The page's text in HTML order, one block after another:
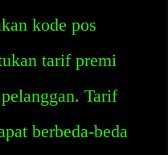
kode pos
tarif premi
Tarif
berbeda-beda